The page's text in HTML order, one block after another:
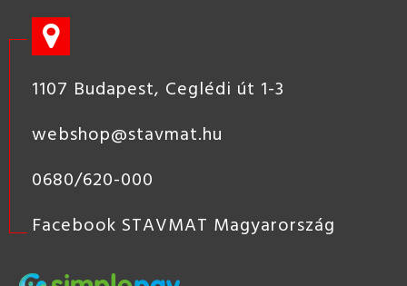
1107 Budapest, Ceglédi út 1-3
webshop@stavmat.hu
0680/620-000
Facebook STAVMAT Magyarország